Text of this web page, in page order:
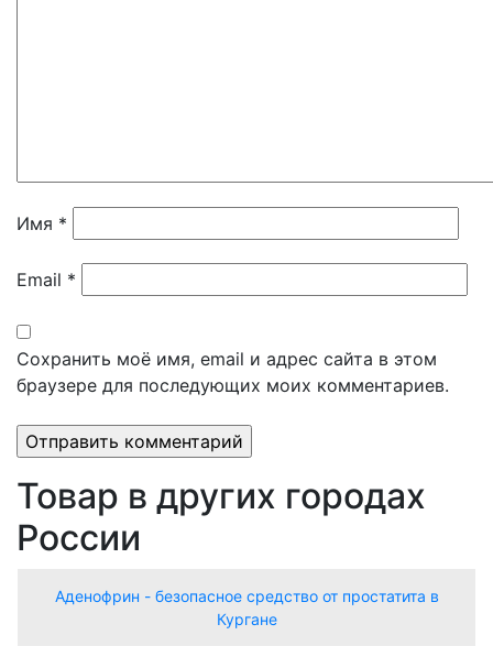
Имя *
Email *
Сохранить моё имя, email и адрес сайта в этом
браузере для последующих моих комментариев.
Товар в других городах
России
Аденофрин - безопасное средство от простатита в
Кургане